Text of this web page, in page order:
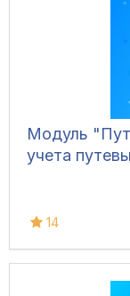
Модуль
учета
14